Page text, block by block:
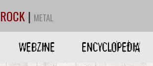
ROCK | METAL
WEBZINE ENCYCLOPEDIA